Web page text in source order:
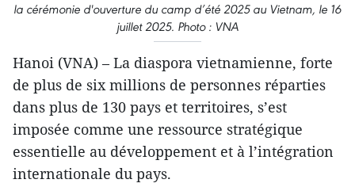
la cérémonie d'ouverture du camp d’été 2025 au Vietnam, le 16
juillet 2025. Photo : VNA
Hanoi (VNA) – La diaspora vietnamienne, forte
de plus de six millions de personnes réparties
dans plus de 130 pays et territoires, s’est
imposée comme une ressource stratégique
essentielle au développement et à l’intégration
internationale du pays.